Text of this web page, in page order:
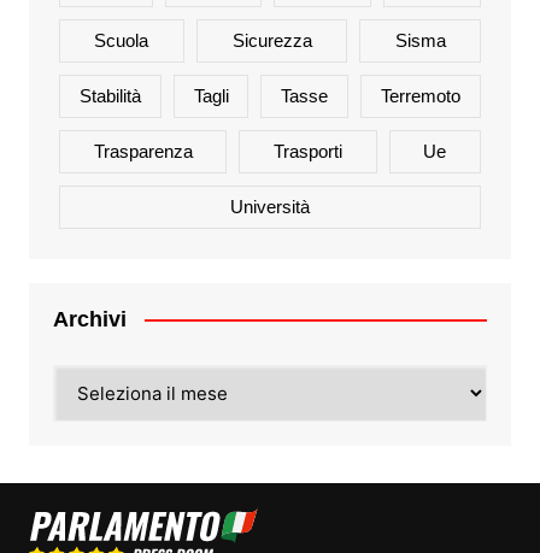
Scuola Sicurezza Sisma
Stabilità Tagli Tasse Terremoto
Trasparenza Trasporti Ue
Università
Archivi